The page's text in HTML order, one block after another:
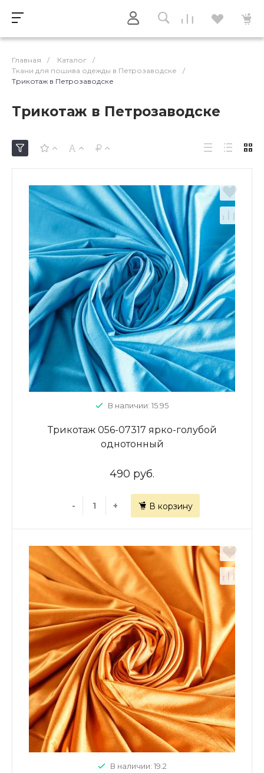
Главная / Каталог
/
Ткани для пошива одежды в Петрозаводске
/
Трикотаж в Петрозаводске
Трикотаж в Петрозаводске
В наличии: 15.95
Трикотаж 056-07317 ярко-голубой
однотонный
490 руб.
- + В корзину
В наличии: 19.2